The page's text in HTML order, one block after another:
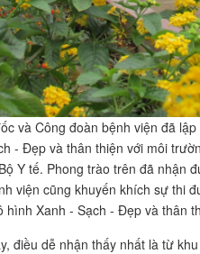
và Công đoàn bệnh viện đã
- Đẹp và thân thiện với môi
Y tế. Phong trào trên đã nhận
viện cũng khuyến khích sự thi
Xanh - Sạch - Đẹp và thân
điều dễ nhận thấy nhất là từ